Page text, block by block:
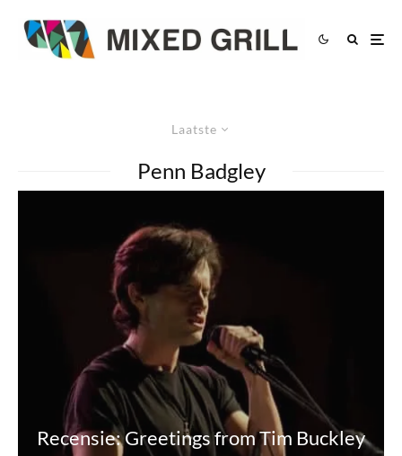
Laatste
Penn Badgley
Recensie: Greetings from Tim Buckley